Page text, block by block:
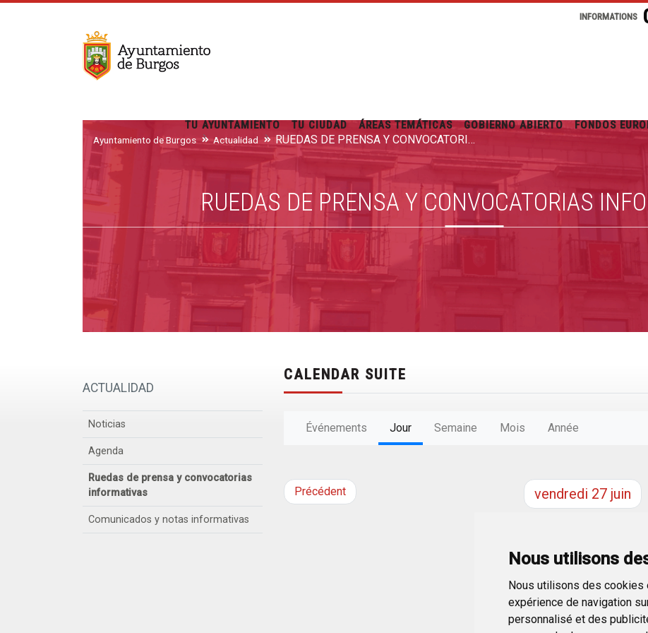
Nous utilisons
Nous utilisons des cookies
expérience de navigation
personnalisé et des
INFORMATIONS
TU AYUNTAMIENTO TU CIUDAD ÁREAS TEMÁTICAS GOBIERNO ABIERTO FONDOS
Ayuntamiento de Burgos Actualidad RUEDAS DE PRENSA Y CONVOCATORIAS INFORMATIVAS
RUEDAS DE PRENSA Y CONVOCATORIAS
ACTUALIDAD
Noticias
Agenda
Ruedas de prensa y convocatorias
informativas
Comunicados y notas informativas
CALENDAR SUITE
Événements Jour Semaine Mois Année
Précédent vendredi 27 juin